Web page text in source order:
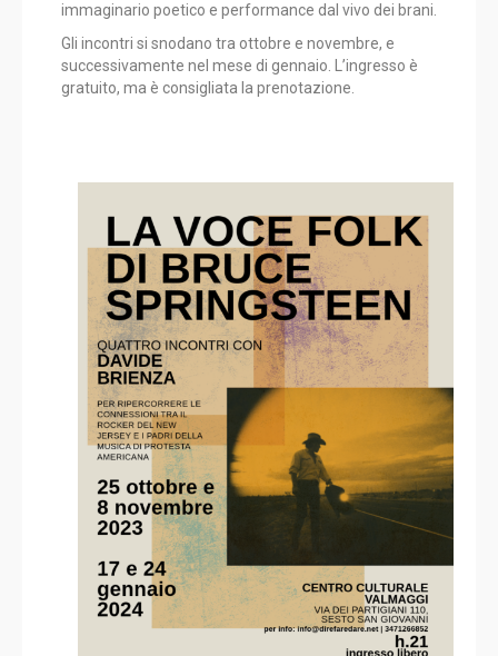
immaginario poetico e performance dal vivo dei brani.
Gli incontri si snodano tra ottobre e novembre, e
successivamente nel mese di gennaio. L’ingresso è
gratuito, ma è consigliata la prenotazione.